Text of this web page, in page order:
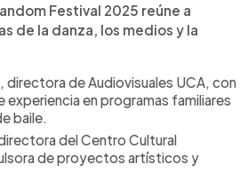
Festival 2025 reúne a
de la danza, los medios y la
, directora de Audiovisuales UCA, con
experiencia en programas familiares
baile.
del Centro Cultural
de proyectos artísticos y